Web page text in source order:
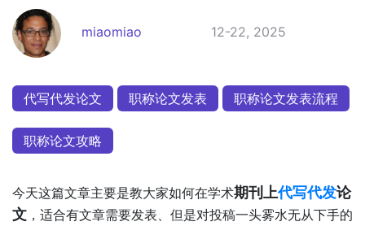
miaomiao 12-22, 2025
代写代发论文 职称论文发表 职称论文发表流程
职称论文攻略
今天这篇文章主要是教大家如何在学术期刊上代写代发论
文 ，适合有文章需要发表、但是对投稿一头雾水无从下手的